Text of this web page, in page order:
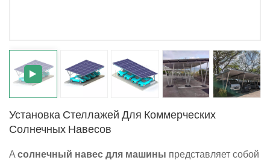
Установка Стеллажей Для Коммерческих
Солнечных Навесов
A солнечный навес для машины представляет собой